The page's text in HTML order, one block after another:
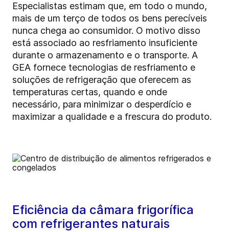
Especialistas estimam que, em todo o mundo,
mais de um terço de todos os bens perecíveis
nunca chega ao consumidor. O motivo disso
está associado ao resfriamento insuficiente
durante o armazenamento e o transporte. A
GEA fornece tecnologias de resfriamento e
soluções de refrigeração que oferecem as
temperaturas certas, quando e onde
necessário, para minimizar o desperdício e
maximizar a qualidade e a frescura do produto.
Eficiência da câmara frigorífica
com refrigerantes naturais